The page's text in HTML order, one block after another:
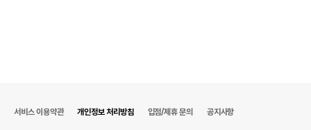
서비스 이용약관 개인정보 처리방침 입점/제휴 문의 공지사항